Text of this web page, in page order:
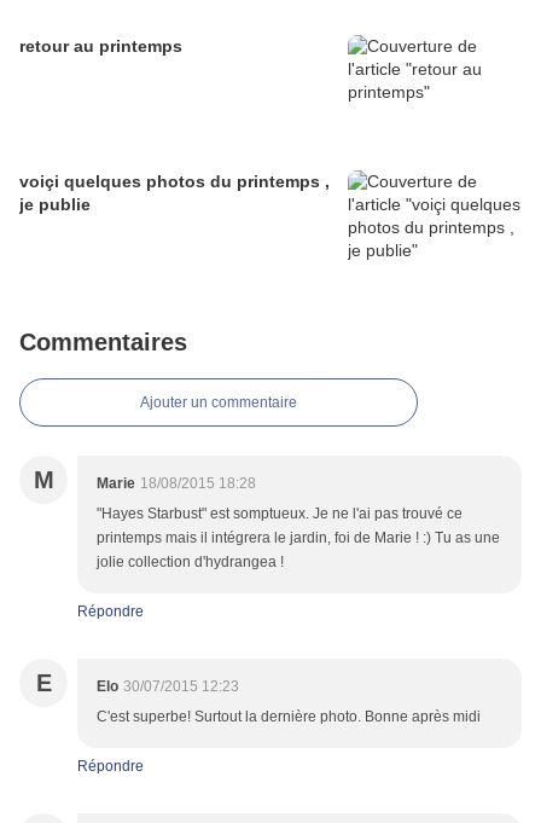
retour au printemps
voiçi quelques photos du printemps ,
je publie
Commentaires
Ajouter un commentaire
M Marie 18/08/2015 18:28
"Hayes Starbust" est somptueux. Je ne l'ai pas trouvé ce
printemps mais il intégrera le jardin, foi de Marie ! :) Tu as une
jolie collection d'hydrangea !
Répondre
E Elo 30/07/2015 12:23
C'est superbe! Surtout la dernière photo. Bonne après midi
Répondre